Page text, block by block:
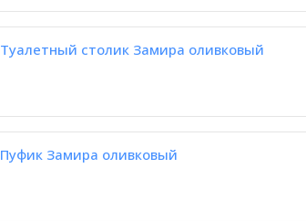
Туалетный столик Замира оливковый
Пуфик Замира оливковый